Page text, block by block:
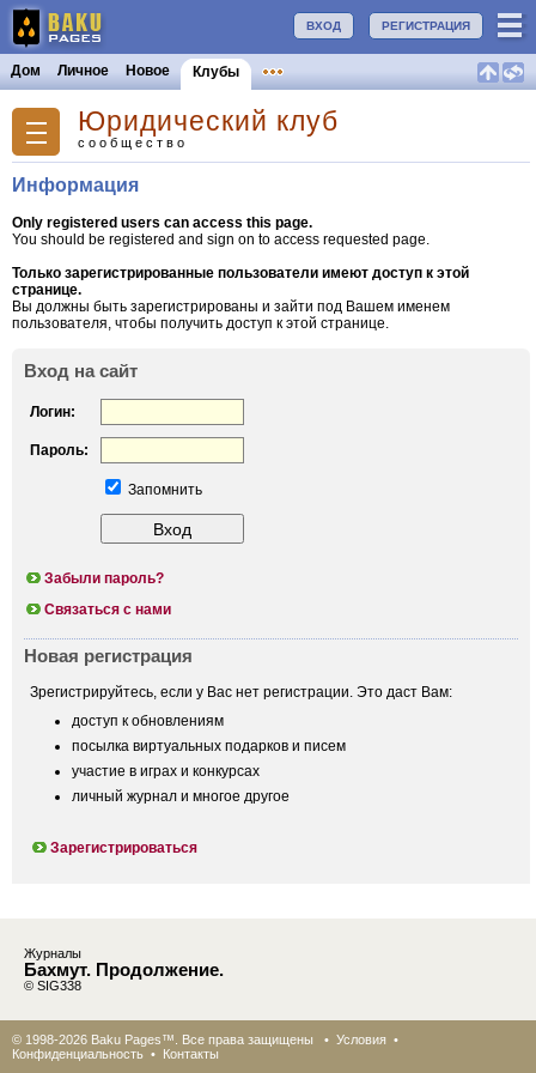
РЕГИСТРАЦИЯ
ВХОД
Дом Личное Новое Клубы
Юридический клуб
сообщество
Информация
Only registered users can access this page.
You should be registered and sign on to access requested page.
Только зарегистрированные пользователи имеют доступ к этой
странице.
Вы должны быть зарегистрированы и зайти под Вашем именем
пользователя, чтобы получить доступ к этой странице.
Вход на сайт
Логин:
Пароль:
Запомнить
Забыли пароль?
Связаться с нами
Новая регистрация
Зрегистрируйтесь, если у Вас нет регистрации. Это даст Вам:
доступ к обновлениям
посылка виртуальных подарков и писем
участие в играх и конкурсах
личный журнал и многое другое
Зарегистрироваться
Журналы
Бахмут. Продолжение.
© SIG338
© 1998-2026 Baku Pages™. Все права защищены • Условия •
Конфиденциальность • Контакты